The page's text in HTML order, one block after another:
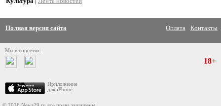
Полная версия сайта Оплата Контакты
Мы в соцсетях:
Приложение
для iPhone
18+